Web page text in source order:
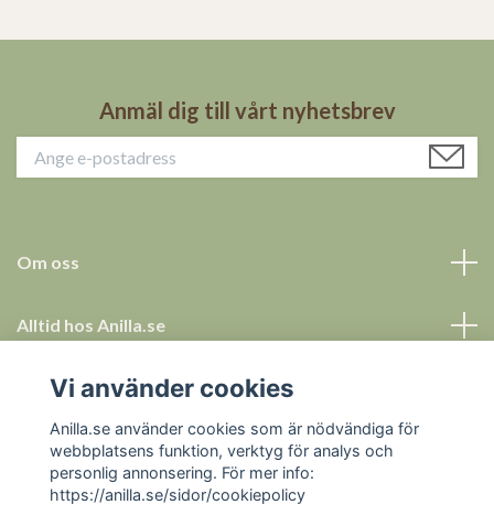
Anmäl dig till vårt nyhetsbrev
Om oss
Alltid hos Anilla.se
Allt för ett tryggt köp
Sociala medier
Vi använder cookies
Anilla.se använder cookies som är nödvändiga för
webbplatsens funktion, verktyg för analys och
personlig annonsering. För mer info:
https://anilla.se/sidor/cookiepolicy